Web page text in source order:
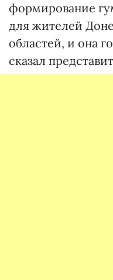
формирование
для жителей
областей, и она
сказал